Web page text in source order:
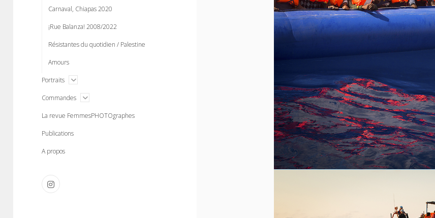
Carnaval, Chiapas 2020
¡Rue Balanza! 2008/2022
Résistantes du quotidien / Palestine
Amours
Portraits
open
menu
Commandes
open
menu
La revue FemmesPHOTOgraphes
Publications
A propos
instagram